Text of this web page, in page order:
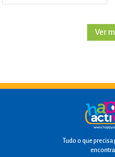
Ver
Tudo o que